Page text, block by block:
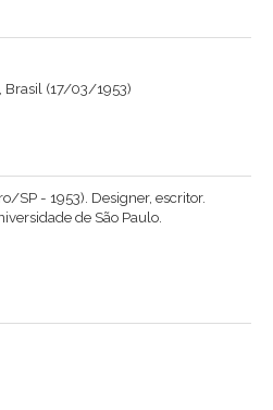
Brasil (17/03/1953)
SP - 1953). Designer, escritor.
de São Paulo.